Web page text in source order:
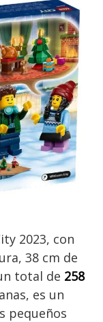
2023, con
38 cm de
total de 258
es un
pequeños